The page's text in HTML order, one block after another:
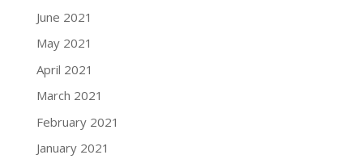
June 2021
May 2021
April 2021
March 2021
February 2021
January 2021